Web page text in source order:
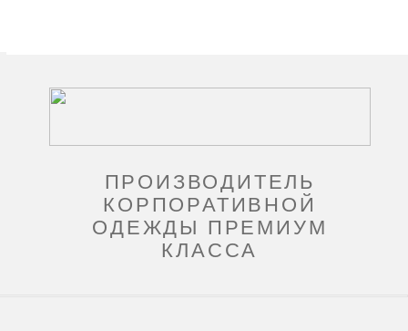
ПРОИЗВОДИТЕЛЬ
КОРПОРАТИВНОЙ
ОДЕЖДЫ ПРЕМИУМ
КЛАССА